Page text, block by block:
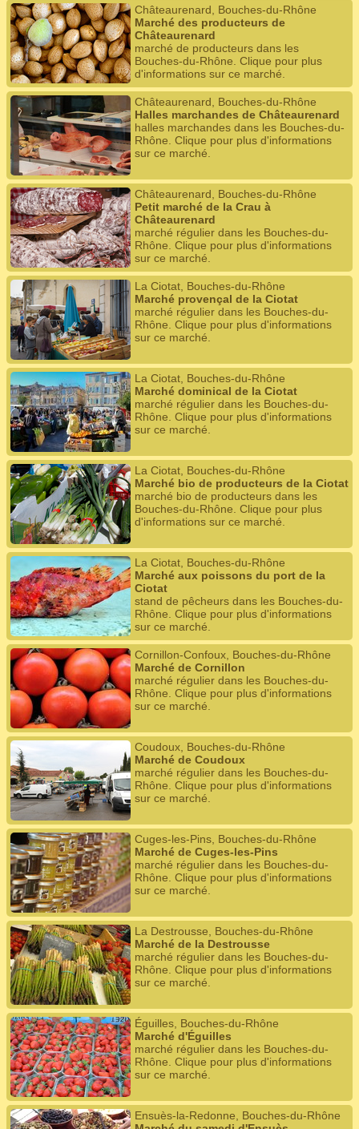
Châteaurenard, Bouches-du-Rhône
Marché des producteurs de
Châteaurenard
marché de producteurs dans les
Bouches-du-Rhône. Clique pour plus
d'informations sur ce marché.
Châteaurenard, Bouches-du-Rhône
Halles marchandes de Châteaurenard
halles marchandes dans les Bouches-du-
Rhône. Clique pour plus d'informations
sur ce marché.
Châteaurenard, Bouches-du-Rhône
Petit marché de la Crau à
Châteaurenard
marché régulier dans les Bouches-du-
Rhône. Clique pour plus d'informations
sur ce marché.
La Ciotat, Bouches-du-Rhône
Marché provençal de la Ciotat
marché régulier dans les Bouches-du-
Rhône. Clique pour plus d'informations
sur ce marché.
La Ciotat, Bouches-du-Rhône
Marché dominical de la Ciotat
marché régulier dans les Bouches-du-
Rhône. Clique pour plus d'informations
sur ce marché.
La Ciotat, Bouches-du-Rhône
Marché bio de producteurs de la Ciotat
marché bio de producteurs dans les
Bouches-du-Rhône. Clique pour plus
d'informations sur ce marché.
La Ciotat, Bouches-du-Rhône
Marché aux poissons du port de la
Ciotat
stand de pêcheurs dans les Bouches-du-
Rhône. Clique pour plus d'informations
sur ce marché.
Cornillon-Confoux, Bouches-du-Rhône
Marché de Cornillon
marché régulier dans les Bouches-du-
Rhône. Clique pour plus d'informations
sur ce marché.
Coudoux, Bouches-du-Rhône
Marché de Coudoux
marché régulier dans les Bouches-du-
Rhône. Clique pour plus d'informations
sur ce marché.
Cuges-les-Pins, Bouches-du-Rhône
Marché de Cuges-les-Pins
marché régulier dans les Bouches-du-
Rhône. Clique pour plus d'informations
sur ce marché.
La Destrousse, Bouches-du-Rhône
Marché de la Destrousse
marché régulier dans les Bouches-du-
Rhône. Clique pour plus d'informations
sur ce marché.
Éguilles, Bouches-du-Rhône
Marché d'Éguilles
marché régulier dans les Bouches-du-
Rhône. Clique pour plus d'informations
sur ce marché.
Ensuès-la-Redonne, Bouches-du-Rhône